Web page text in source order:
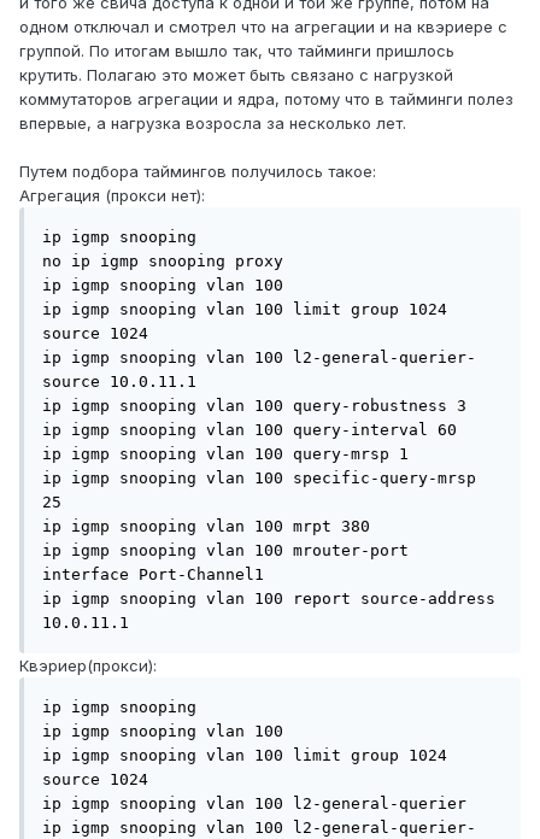
одном отключал и смотрел что на агрегации и на квэриере с
группой. По итогам вышло так, что тайминги пришлось
крутить. Полагаю это может быть связано с нагрузкой
коммутаторов агрегации и ядра, потому что в тайминги полез
впервые, а нагрузка возросла за несколько лет.
Путем подбора таймингов получилось такое:
Агрегация (прокси нет):
ip igmp snooping
no ip igmp snooping proxy
ip igmp snooping vlan 100
ip igmp snooping vlan 100 limit group 1024
source 1024
ip igmp snooping vlan 100 l2-general-querier-
source 10.0.11.1
ip igmp snooping vlan 100 query-robustness 3
ip igmp snooping vlan 100 query-interval 60
ip igmp snooping vlan 100 query-mrsp 1
ip igmp snooping vlan 100 specific-query-mrsp
25
ip igmp snooping vlan 100 mrpt 380
ip igmp snooping vlan 100 mrouter-port
interface Port-Channel1
ip igmp snooping vlan 100 report source-address
10.0.11.1
Квэриер(прокси):
ip igmp snooping
ip igmp snooping vlan 100
ip igmp snooping vlan 100 limit group 1024
source 1024
ip igmp snooping vlan 100 l2-general-querier
ip igmp snooping vlan 100 l2-general-querier-